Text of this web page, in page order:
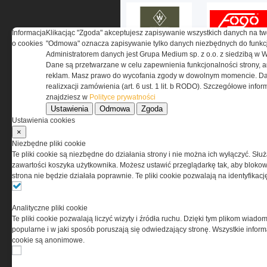
O NAS
i wyposażeniu jednostek specjalnych w
i na świecie.
Informacja
o cookies
Klikacjąc "Zgoda" akceptujesz zapisywanie wszystkich danych na
"Odmowa" oznacza zapisywanie tylko danych niezbędnych do
Administratorem danych jest Grupa Medium sp. z o.o. z siedzibą w
Dane są przetwarzane w celu zapewnienia funkcjonalności strony,
reklam. Masz prawo do wycofania zgody w dowolnym momencie.
realizxacji zamówienia (art. 6 ust. 1 lit. b RODO). Szczegółowe
znajdziesz w Polityce prywatności
Ustawienia Odmowa Zgoda
Ustawienia cookies
×
Niezbędne pliki cookie
Te pliki cookie są niezbędne do działania strony i nie można ich wyłączyć.
zawartości koszyka użytkownika. Możesz ustawić przeglądarkę tak, aby
strona nie będzie działała poprawnie. Te pliki cookie pozwalają na
Analityczne pliki cookie
Te pliki cookie pozwalają liczyć wizyty i źródła ruchu. Dzięki tym plikom
popularne i w jaki sposób poruszają się odwiedzający stronę. Wszystkie
cookie są anonimowe.